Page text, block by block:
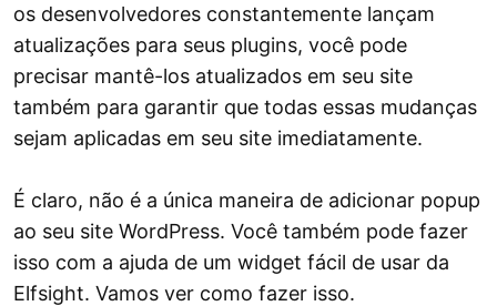
os desenvolvedores constantemente lançam
atualizações para seus plugins, você pode
precisar mantê-los atualizados em seu site
também para garantir que todas essas mudanças
sejam aplicadas em seu site imediatamente.
É claro, não é a única maneira de adicionar popup
ao seu site WordPress. Você também pode fazer
isso com a ajuda de um widget fácil de usar da
Elfsight. Vamos ver como fazer isso.